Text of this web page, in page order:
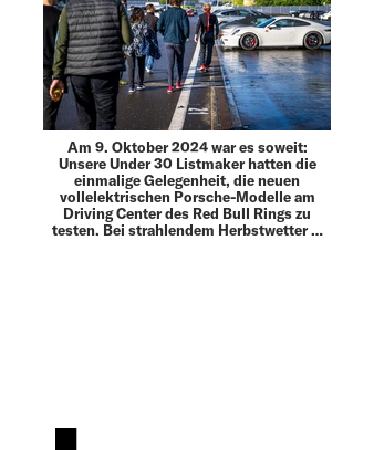
Am 9. Oktober 2024 war es soweit:
Unsere Under 30 Listmaker hatten die
einmalige Gelegenheit, die neuen
vollelektrischen Porsche-Modelle am
Driving Center des Red Bull Rings zu
testen. Bei strahlendem Herbstwetter …